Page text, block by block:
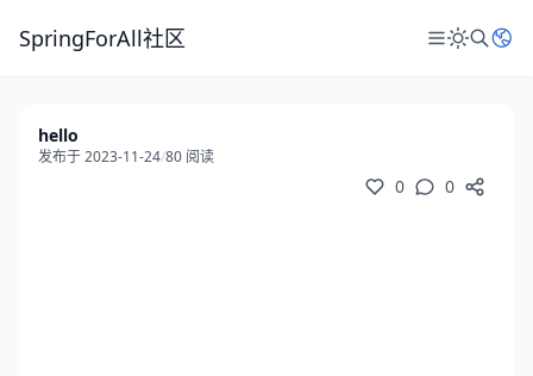
SpringForAll社区
hello
发布于 2023-11-24/80 阅读
0 0